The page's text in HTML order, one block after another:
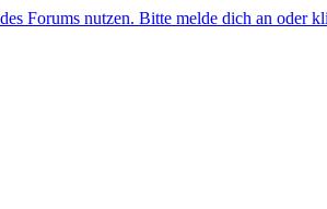
Forums nutzen. Bitte melde dich an oder